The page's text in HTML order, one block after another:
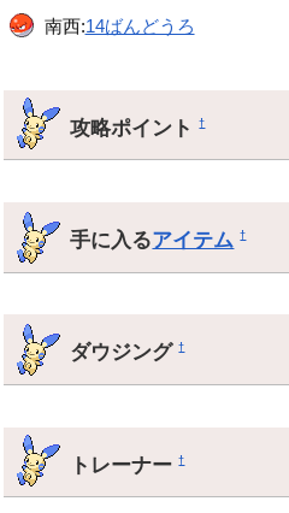
南西:14ばんどうろ
攻略ポイント†
手に入るアイテム †
ダウジング†
トレーナー†